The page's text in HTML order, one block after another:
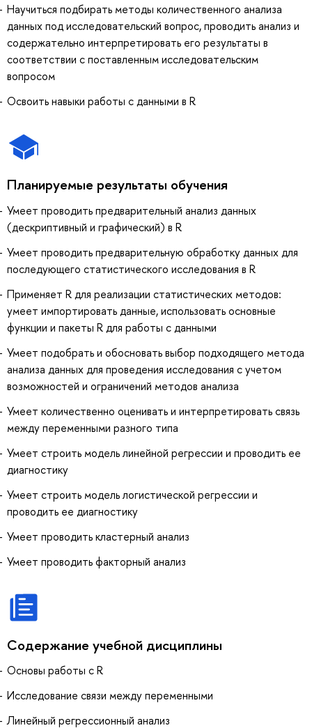
Научиться подбирать методы количественного анализа
данных под исследовательский вопрос, проводить анализ и
содержательно интерпретировать его результаты в
соответствии с поставленным исследовательским
вопросом
Освоить навыки работы с данными в R
Планируемые результаты обучения
Умеет проводить предварительный анализ данных
(дескриптивный и графический) в R
Умеет проводить предварительную обработку данных для
последующего статистического исследования в R
Применяет R для реализации статистических методов:
умеет импортировать данные, использовать основные
функции и пакеты R для работы с данными
Умеет подобрать и обосновать выбор подходящего метода
анализа данных для проведения исследования с учетом
возможностей и ограничений методов анализа
Умеет количественно оценивать и интерпретировать связь
между переменными разного типа
Умеет строить модель линейной регрессии и проводить ее
диагностику
Умеет строить модель логистической регрессии и
проводить ее диагностику
Умеет проводить кластерный анализ
Умеет проводить факторный анализ
Содержание учебной дисциплины
Основы работы с R
Исследование связи между переменными
Линейный регрессионный анализ